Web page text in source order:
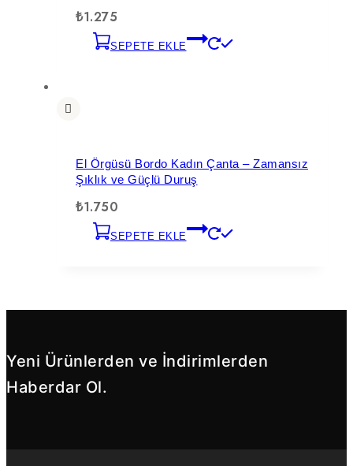
₺1.275
SEPETE EKLE
El Örgüsü Bordo Kadın Çanta – Zamansız
Şıklık ve Güçlü Duruş
₺1.750
SEPETE EKLE
Yeni Ürünlerden ve İndirimlerden
Haberdar Ol.